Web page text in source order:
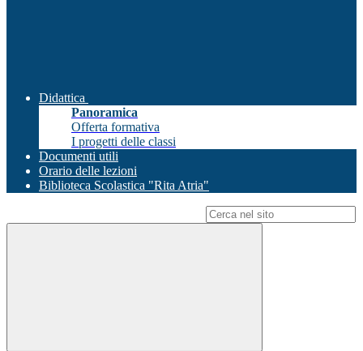
Didattica
Panoramica
Offerta formativa
I progetti delle classi
Documenti utili
Orario delle lezioni
Biblioteca Scolastica "Rita Atria"